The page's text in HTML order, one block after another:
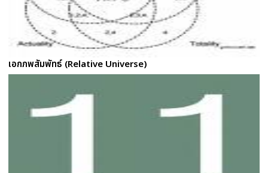
เอกภพสัมพัทธ์ (Relative Universe)